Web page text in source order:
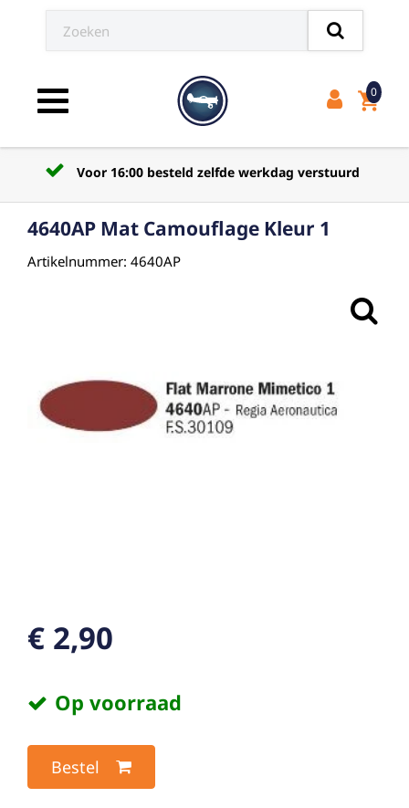
Toggle navigation shopping_cart
0
Voor 16:00 besteld zelfde werkdag verstuurd
4640AP Mat Camouflage Kleur 1
Artikelnummer: 4640AP
€ 2,90
Op voorraad
Bestel